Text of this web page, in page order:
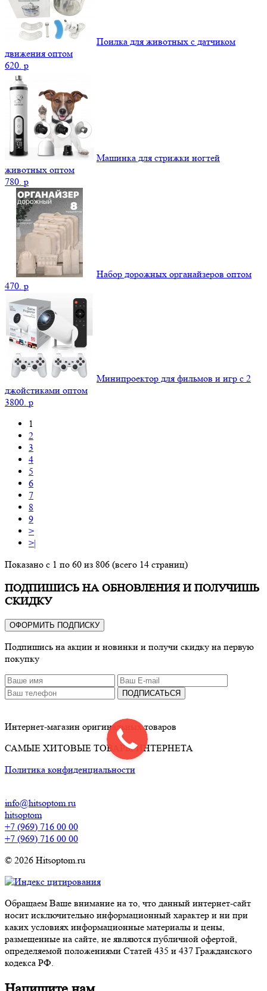
Поилка для животных с датчиком
движения оптом
620. p
Машинка для стрижки ногтей
животных оптом
780. p
Набор дорожных органайзеров оптом
470. p
Минипроектор для фильмов и игр с 2
джойстиками оптом
3800. p
1
2
3
4
5
6
7
8
9
>
>|
Показано с 1 по 60 из 806 (всего 14 страниц)
ПОДПИШИСЬ НА ОБНОВЛЕНИЯ И ПОЛУЧИШЬ
СКИДКУ
ОФОРМИТЬ ПОДПИСКУ
Подпишись на акции и новинки и получи скидку на первую
покупку
ПОДПИСАТЬСЯ
Интернет-магазин оригинальных товаров
САМЫЕ ХИТОВЫЕ ТОВАРЫ ИНТЕРНЕТА
Политика конфиденциальности
info@hitsoptom.ru
hitsoptom
+7 (969) 716 00 00
+7 (969) 716 00 00
© 2026 Hitsoptom.ru
Обращаем Ваше внимание на то, что данный интернет-сайт
носит исключительно информационный характер и ни при
каких условиях информационные материалы и цены,
размещенные на сайте, не являются публичной офертой,
определяемой положениями Статей 435 и 437 Гражданского
кодекса РФ.